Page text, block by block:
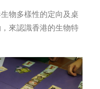
物多樣性的定向及桌
來認識香港的生物特